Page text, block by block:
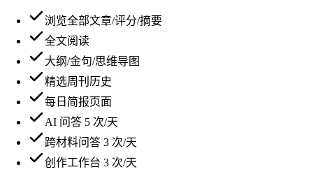
浏览全部文章/评分/摘要
全文阅读
大纲/金句/思维导图
精选周刊历史
每日简报页面
AI 问答 5 次/天
跨材料问答 3 次/天
创作工作台 3 次/天